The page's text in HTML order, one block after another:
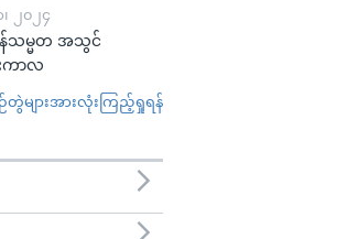
၂၀၂၄
သမ္မတ အသွင်
ကာလ
များအားလုံးကြည့်ရှုရန်